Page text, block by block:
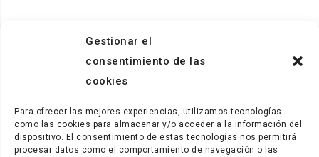
Gestionar el
consentimiento de las
cookies
Para ofrecer las mejores experiencias, utilizamos tecnologías
como las cookies para almacenar y/o acceder a la información del
dispositivo. El consentimiento de estas tecnologías nos permitirá
procesar datos como el comportamiento de navegación o las